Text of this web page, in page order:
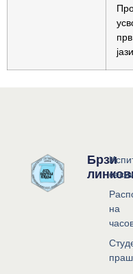
Брзи
на